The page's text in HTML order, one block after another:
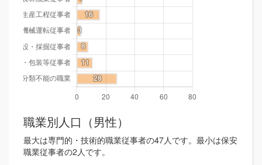
職業別人口（男性）
最大は専門的・技術的職業従事者の47人です。最小は保安
職業従事者の2人です。